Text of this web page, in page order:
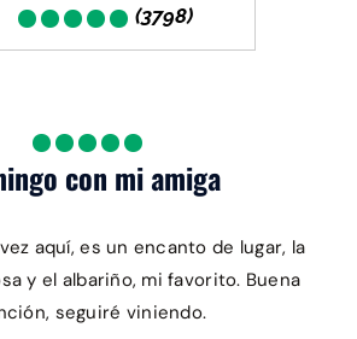
(3798)
con mi amiga
aquí, es un encanto de lugar, la
y el albariño, mi favorito. Buena
seguiré viniendo.